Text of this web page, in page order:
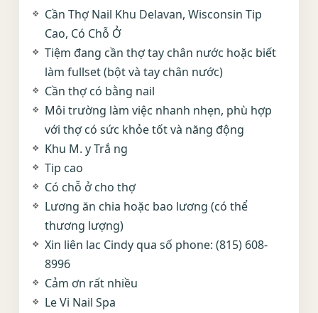
Cần Thợ Nail Khu Delavan, Wisconsin Tip
Cao, Có Chỗ Ở
Tiệm đang cần thợ tay chân nước hoặc biết
làm fullset (bột và tay chân nước)
Cần thợ có bằng nail
Môi trường làm việc nhanh nhẹn, phù hợp
với thợ có sức khỏe tốt và năng động
Khu M. y Trắ ng
Tip cao
Có chỗ ở cho thợ
Lương ăn chia hoặc bao lương (có thể
thương lượng)
Xin liên lac Cindy qua số phone: (815) 608-
8996
Cảm ơn rất nhiều
Le Vi Nail Spa